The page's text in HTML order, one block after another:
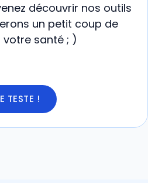
découvrir nos outils
un petit coup de
santé ; )
TESTE !